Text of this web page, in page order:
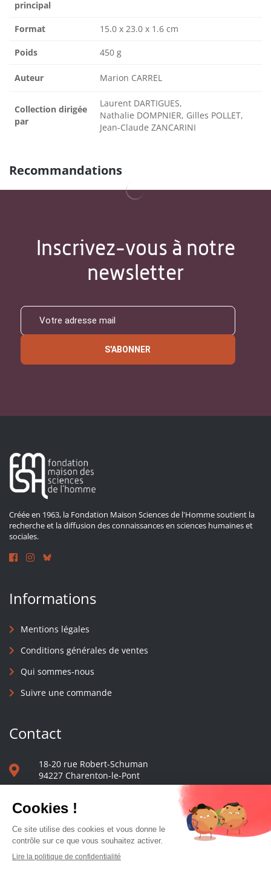
principal
Format 15.0 x 23.0 x 1.6 cm
Poids 450 g
Auteur Marion CARREL
Collection dirigée
par
Laurent DARTIGUES,
Nathalie DOMPNIER, Gilles POLLET,
Jean-Claude ZANCARINI
Recommandations
Inscrivez-vous à notre
newsletter
S'ABONNER
Créée en 1963, la Fondation Maison Sciences de l'Homme soutient la
recherche et la diffusion des connaissances en sciences humaines et
sociales.
Informations
Mentions légales
Conditions générales de ventes
Qui sommes-nous
Suivre une commande
Contact
18-20 rue Robert-Schuman
94227 Charenton-le-Pont